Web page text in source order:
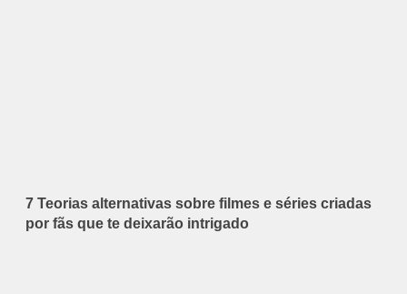
7 Teorias alternativas sobre filmes e séries criadas
por fãs que te deixarão intrigado